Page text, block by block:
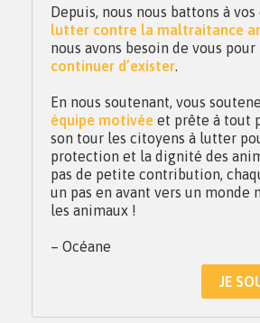
Depuis, nous nous battons à
lutter contre la maltraitance
nous avons besoin de vous
continuer d’exister.
En nous soutenant, vous
équipe motivée et prête à tout
son tour les citoyens à lutter
protection et la dignité des
pas de petite contribution,
un pas en avant vers un monde
les animaux !
– Océane
JE